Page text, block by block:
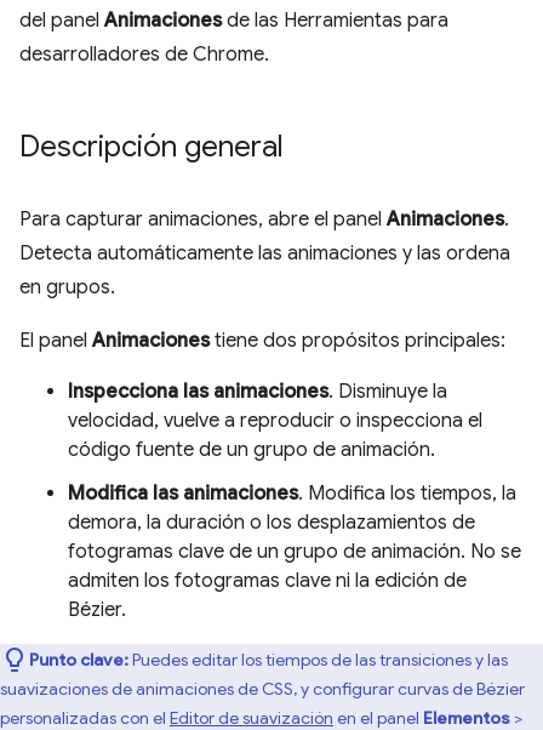
del panelAnimacionesde las Herramientas para
desarrolladores de Chrome.
Descripción general
Para capturar animaciones, abre el panelAnimaciones.
Detecta automáticamente las animaciones y las ordena
en grupos.
El panelAnimacionestiene dos propósitos principales:
Inspecciona las animaciones. Disminuye la
velocidad, vuelve a reproducir o inspecciona el
código fuente de un grupo de animación.
Modifica las animaciones. Modifica los tiempos, la
demora, la duración o los desplazamientos de
fotogramas clave de un grupo de animación. No se
admiten los fotogramas clave ni la edición de
Bézier.
Punto clave:Puedes editar los tiempos de las transiciones y las
suavizaciones de animaciones de CSS, y configurar curvas de Bézier
personalizadas con el Editor de suavización en el panel Elementos >